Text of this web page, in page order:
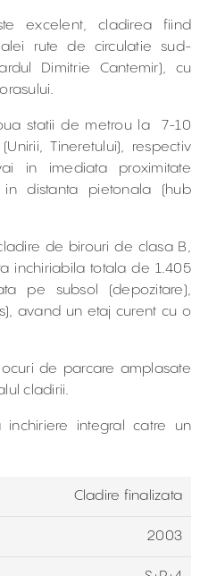
excelent, cladirea fiind
rute de circulatie sud-
Dimitrie Cantemir), cu
statii de metrou la 7-10
Tineretului), respectiv
in imediata proximitate
in distanta pietonala (hub
de birouri de clasa B,
inchiriabila totala de 1.405
pe subsol (depozitare),
avand un etaj curent cu o
de parcare amplasate
cladirii.
integral catre un
Cladire finalizata
2003